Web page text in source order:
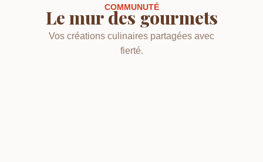
COMMUNUTÉ
Le mur des gourmets
Vos créations culinaires partagées avec
fierté.